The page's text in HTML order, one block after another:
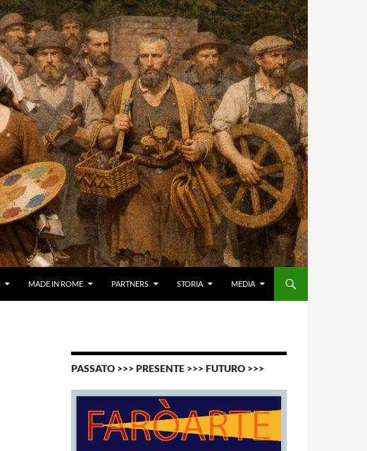
MADE IN ROME PARTNERS STORIA MEDIA
PASSATO >>> PRESENTE >>> FUTURO >>>